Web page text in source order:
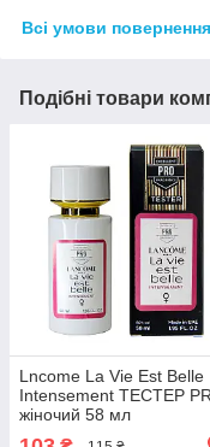
Всі умови повернення
Подібні товари
Lncome La Vie Est Belle
Intensement ТЕСТЕР
жіночий 58 мл